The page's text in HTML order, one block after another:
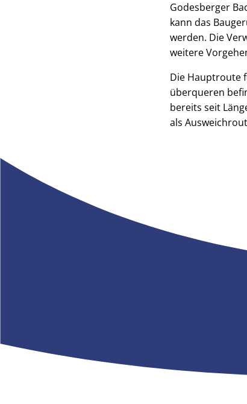
Godesberger
kann das
werden. Die
weitere
Die Hauptroute
überqueren
bereits seit
als